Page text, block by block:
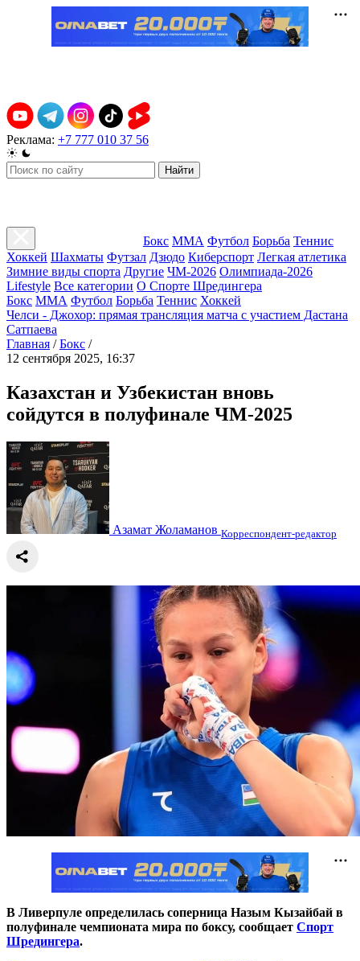
Реклама: +7 777 010 37 56
Найти
Бокс ММА Футбол Борьба Теннис
Хоккей Шахматы Футзал Дзюдо Киберспорт Легкая атлетика
Зимние виды спорта Другие ЧМ-2026 Олимпиада-2026
Lifestyle Все категории О Спорте Шредингера
Бокс ММА Футбол Борьба Теннис Хоккей
Челси - Джохор: прямая трансляция матча с участием Дастана
Сатпаева
Главная / Бокс /
12 сентября 2025, 16:37
Казахстан и Узбекистан вновь
сойдутся в полуфинале ЧМ-2025
Азамат Жоламанов Корреспондент-редактор
В Ливерпуле определилась соперница Назым Кызайбай в
полуфинале чемпионата мира по боксу, сообщает Спорт
Шредингера.